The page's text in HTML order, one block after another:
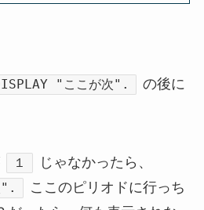
"ここが次".
の後に
１ じゃなかったら、
".
ここのピリオドに行っち